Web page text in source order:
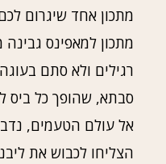
מתכון אחד שיגרום
מתכון למאפינס
רגילים ולא סתם
סבתא, שהופך כל ביס
אל עולם הטעמים,
הצליחו לכבוש את